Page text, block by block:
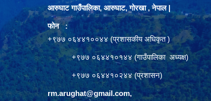
आरुघाट गाउँपालिका, आरुघाट, गोरखा , नेपाल |
फोन :
+९७७ ०६४४१००४४ (प्रशासकीय अधिकृत )
+९७७ ०६४४१०१४४ (गाउँपालिका अध्यक्ष)
+९७७ ०६४४१०२४४ (प्रशासन)
rm.arughat@gmail.com,